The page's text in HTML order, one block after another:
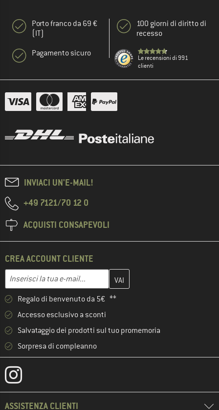
Porto franco da 69 €
(IT)
Pagamento sicuro
100 giorni di diritto di
recesso
Le recensioni di 991
clienti
INVIACI UN'E-MAIL!
+49 7121/70 12 0
ACQUISTI CONSAPEVOLI
CREA ACCOUNT CLIENTE
Indirizzo e-mail
Inserisci qui il tuo indirizzo e-mail e crea il tuo account cliente
Regalo di benvenuto da 5€ **
Accesso esclusivo a sconti
Salvataggio dei prodotti sul tuo promemoria
Sorpresa di compleanno
ASSISTENZA CLIENTI